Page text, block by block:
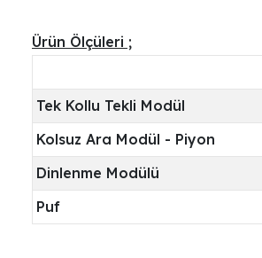
Ürün Ölçüleri ;
Tek Kollu Tekli Modül
Kolsuz Ara Modül - Piyon
Dinlenme Modülü
Puf